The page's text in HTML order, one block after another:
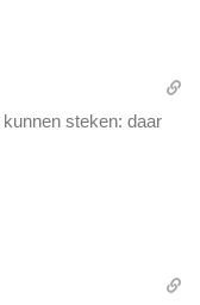
steken: daar